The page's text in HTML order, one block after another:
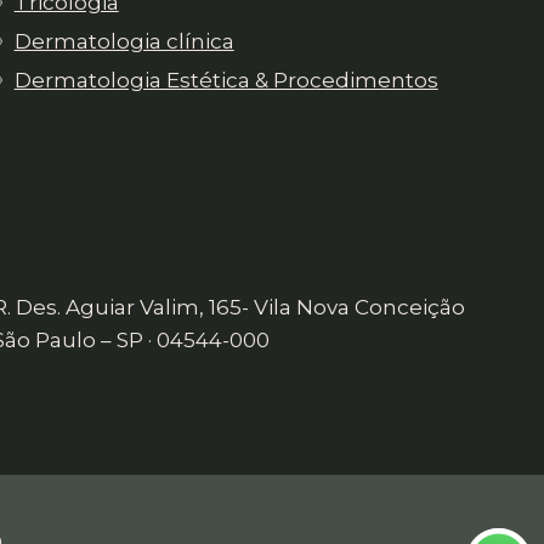
Dermatologia clínica
Dermatologia Estética & Procedimentos
Des. Aguiar Valim, 165- Vila Nova Conceição
Paulo – SP · 04544-000